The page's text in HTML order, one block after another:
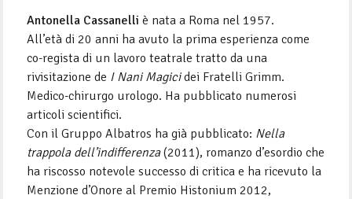
Antonella Cassanelli è nata a Roma nel 1957.
All’età di 20 anni ha avuto la prima esperienza come
co-regista di un lavoro teatrale tratto da una
rivisitazione de I Nani Magicidei Fratelli Grimm.
Medico-chirurgo urologo. Ha pubblicato numerosi
articoli scientifici.
Con il Gruppo Albatros ha già pubblicato: Nella
trappola dell’indifferenza(2011), romanzo d’esordio che
ha riscosso notevole successo di critica e ha ricevuto la
Menzione d’Onore al Premio Histonium 2012,